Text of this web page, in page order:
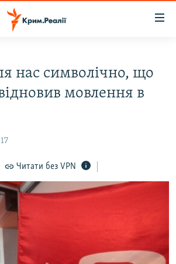
нас символічно, що
мовлення в
Читати без VPN